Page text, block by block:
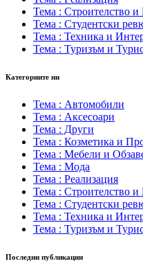
Тема : Строителство и
Тема : Студентски
Тема : Техника и
Тема : Туризъм и
Категориите ни
Тема : Автомобили
Тема : Аксесоари
Тема : Други
Тема : Козметика и
Тема : Мебели и
Тема : Мода
Тема : Реализация
Тема : Строителство и
Тема : Студентски
Тема : Техника и
Тема : Туризъм и
Последни публикации